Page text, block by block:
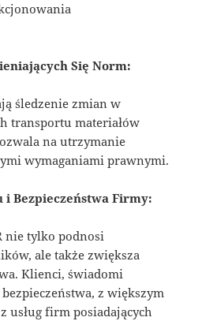
Się Norm:
śledzenie zmian w
transportu materiałów
na utrzymanie
wymaganiami prawnymi.
i Bezpieczeństwa Firmy:
nie tylko podnosi
ale także zwiększa
Klienci, świadomi
z większym
usług firm posiadających